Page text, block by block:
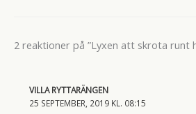
2 reaktioner på ”Lyxen att skrota runt
VILLA RYTTARÄNGEN
25 SEPTEMBER, 2019 KL. 08:15